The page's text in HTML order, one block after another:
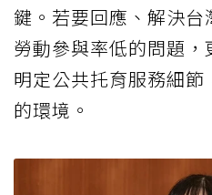
鍵。若要回應、解決
勞動參與率低的問題
明定公共托育服務細
的環境。